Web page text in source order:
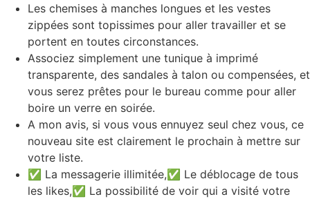
Les chemises à manches longues et les vestes
zippées sont topissimes pour aller travailler et se
portent en toutes circonstances.
Associez simplement une tunique à imprimé
transparente, des sandales à talon ou compensées, et
vous serez prêtes pour le bureau comme pour aller
boire un verre en soirée.
A mon avis, si vous vous ennuyez seul chez vous, ce
nouveau site est clairement le prochain à mettre sur
votre liste.
✅ La messagerie illimitée,✅ Le déblocage de tous
les likes,✅ La possibilité de voir qui a visité votre